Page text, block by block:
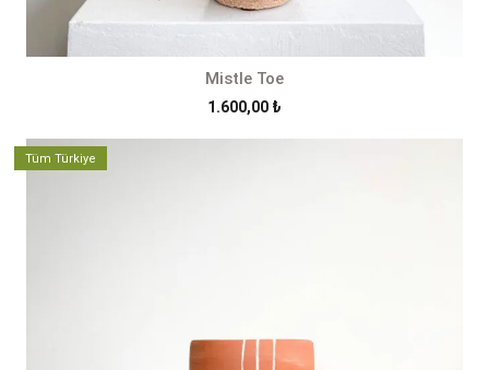
Mistle Toe
1.600,00 ₺
Tüm Türkiye